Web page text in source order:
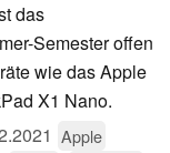
das
Semester offen
wie das Apple
X1 Nano.
Apple